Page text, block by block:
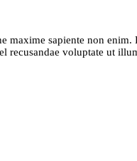
maxime sapiente non
recusandae voluptate ut